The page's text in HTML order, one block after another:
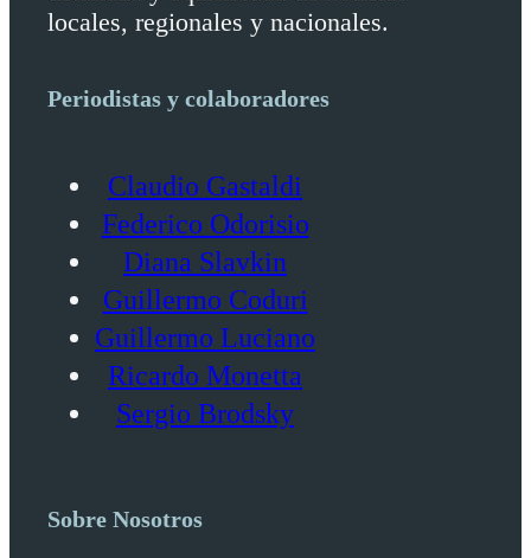
locales, regionales y nacionales.
Periodistas y colaboradores
Claudio Gastaldi
Federico Odorisio
Diana Slavkin
Guillermo Coduri
Guillermo Luciano
Ricardo Monetta
Sergio Brodsky
Sobre Nosotros